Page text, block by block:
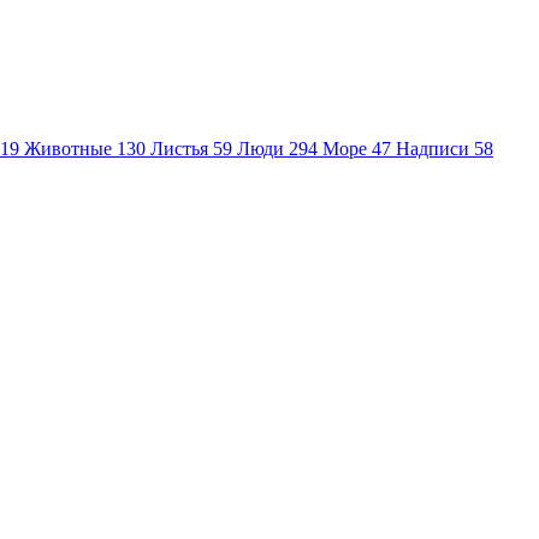
19 Животные 130 Листья 59 Люди 294 Море 47 Надписи 58